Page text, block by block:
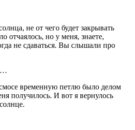
не от чего будет закрывать
отчаялось, но у меня, знаете,
не сдаваться. Вы слышали про
временную петлю было делом
получилось. И вот я вернулось